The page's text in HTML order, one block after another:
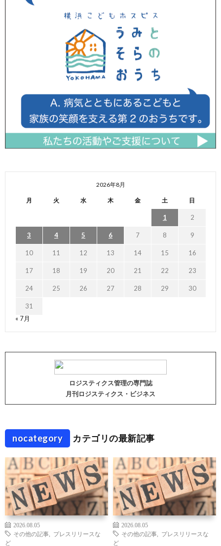
2026年8月
月 火 水 木 金 土 日
1 2
3 4 5 6 7 8 9
10 11 12 13 14 15 16
17 18 19 20 21 22 23
24 25 26 27 28 29 30
31
« 7月
ロジスティクス管理の専門誌
月刊ロジスティクス・ビジネス
nocategory カテゴリの最新記事
2026.08.05
その他の記事
プレスリリースな
ど
2026.08.05
その他の記事
プレスリリースな
ど